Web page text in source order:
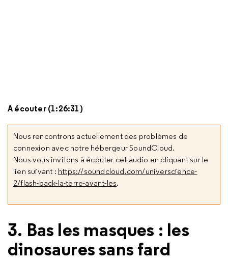
A écouter (1:26:31)
Nous rencontrons actuellement des problèmes de
connexion avec notre hébergeur SoundCloud.
Nous vous invitons à écouter cet audio en cliquant sur le
lien suivant : https://soundcloud.com/universcience-
2/flash-back-la-terre-avant-les.
3. Bas les masques : les
dinosaures sans fard